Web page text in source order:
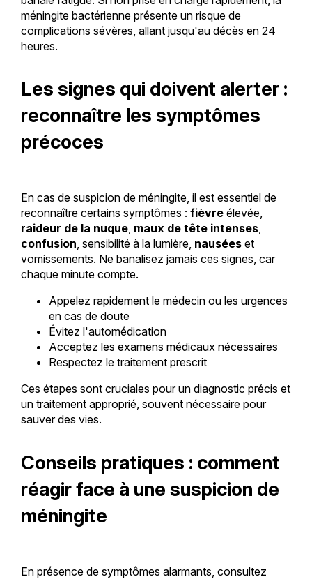
méningite bactérienne présente un risque de
complications sévères, allant jusqu'au décès en 24
heures.
Les signes qui doivent alerter :
reconnaître les symptômes
précoces
En cas de suspicion de méningite, il est essentiel de
reconnaître certains symptômes : fièvreélevée,
raideur de la nuque, maux de tête intenses,
confusion, sensibilité à la lumière, nauséeset
vomissements. Ne banalisez jamais ces signes, car
chaque minute compte.
Appelez rapidement le médecin ou les urgences
en cas de doute
Évitez l'automédication
Acceptez les examens médicaux nécessaires
Respectez le traitement prescrit
Ces étapes sont cruciales pour un diagnostic précis et
un traitement approprié, souvent nécessaire pour
sauver des vies.
Conseils pratiques : comment
réagir face à une suspicion de
méningite
En présence de symptômes alarmants, consultez